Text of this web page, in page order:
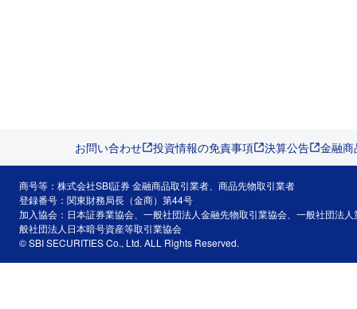
お問い合わせ 投資情報の免責事項 決算公告 金融
商号等：株式会社SBI証券 金融商品取引業者、商品先物取引業者
登録番号：関東財務局長（金商）第44号
加入協会：日本証券業協会、一般社団法人金融先物取引業協会、一般社団法
般社団法人日本暗号資産等取引業協会
© SBI SECURITIES Co., Ltd. ALL Rights Reserved.